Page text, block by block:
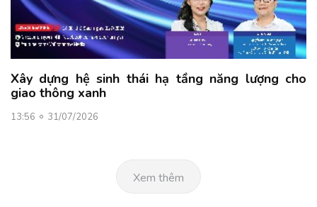
Xây dựng hệ sinh thái hạ tầng năng lượng cho
giao thông xanh
13:56 31/07/2026
Xem thêm